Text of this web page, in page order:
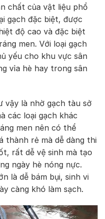
chất của vật liệu phổ
gạch đặc biệt, được
độ cao và đặc biệt
men. Với loại gạch
yếu cho khu vực sân
vỉa hè hay trong sân
là nhờ gạch tàu sở
các loại gạch khác
men nên có thể
rẻ mà dễ dàng thi
rất dễ vệ sinh mà tạo
ngày hè nóng nực.
là dễ bám bụi, sinh vi
càng khó làm sạch.